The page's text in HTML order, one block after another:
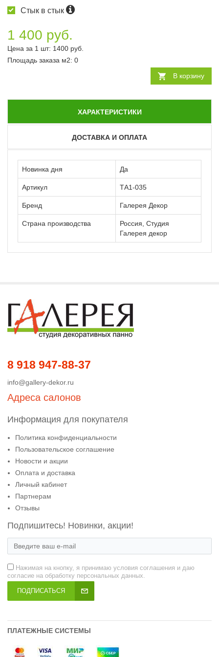
Стык в стык
1 400 руб.
Цена за 1 шт: 1400 руб.
Площадь заказа м2: 0
В корзину
ХАРАКТЕРИСТИКИ
ДОСТАВКА И ОПЛАТА
Новинка дня Да
Артикул ТА1-035
Бренд Галерея Декор
Страна производства
Россия, Студия
Галерея декор
8 918 947-88-37
info@gallery-dekor.ru
Адреса салонов
Информация для покупателя
Политика конфиденциальности
Пользовательское соглашение
Новости и акции
Оплата и доставка
Личный кабинет
Партнерам
Отзывы
Подпишитесь! Новинки, акции!
Нажимая на кнопку, я принимаю условия соглашения и даю
согласие на обработку персональных данных.
ПОДПИСАТЬСЯ
ПЛАТЕЖНЫЕ СИСТЕМЫ